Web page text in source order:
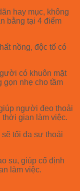
hay mục, không
bằng tại 4 điểm
nồng, độc tố có
có khuôn mặt
gọn nhẹ cho tầm
người đeo thoải
thời gian làm việc.
tối đa sự thoải
su, giúp cố định
làm việc.